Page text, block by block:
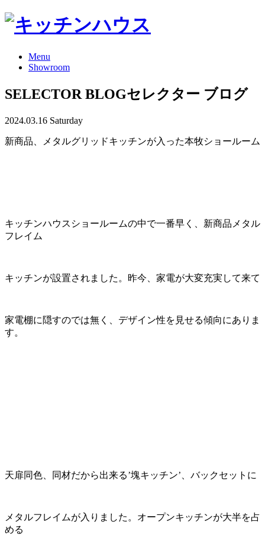
Menu
Showroom
SELECTOR BLOGセレクター ブログ
2024.03.16 Saturday
新商品、メタルグリッドキッチンが入った本牧ショールーム
キッチンハウスショールームの中で一番早く、新商品メタル
フレイム
キッチンが設置されました。昨今、家電が大変充実して来て
家電棚に隠すのでは無く、デザイン性を見せる傾向にありま
す。
天扉同色、同材だから出来る’塊キッチン’、バックセットに
メタルフレイムが入りました。オープンキッチンが大半を占
める